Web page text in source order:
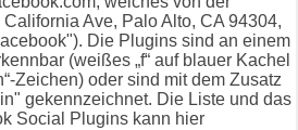
Ave, Palo Alto, CA 94304,
Die Plugins sind an einem
(weißes „f“ auf blauer Kachel
Zeichen) oder sind mit dem Zusatz
gekennzeichnet. Die Liste und das
Social Plugins kann hier